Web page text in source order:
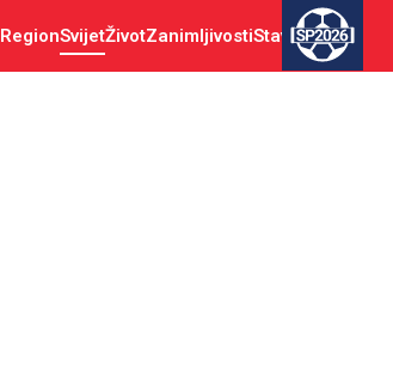
RegionSvijetŽivotZanimljivostiStav SP2026